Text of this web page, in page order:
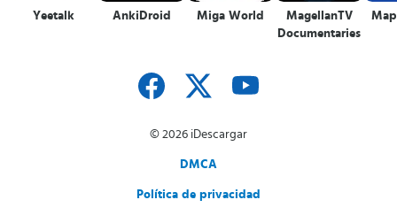
Yeetalk AnkiDroid Miga World
MagellanTV
Documentaries
© 2026 iDescargar
DMCA
Política de privacidad